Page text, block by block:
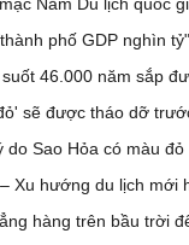
phố GDP nghìn tỷ"
46.000 năm sắp
sẽ được tháo dỡ
do Sao Hỏa có màu đỏ
Xu hướng du lịch mới
hàng trên bầu trời